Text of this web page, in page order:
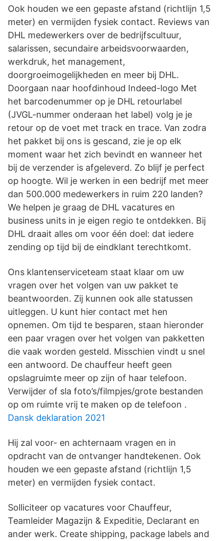
Ook houden we een gepaste afstand (richtlijn 1,5
meter) en vermijden fysiek contact. Reviews van
DHL medewerkers over de bedrijfscultuur,
salarissen, secundaire arbeidsvoorwaarden,
werkdruk, het management,
doorgroeimogelijkheden en meer bij DHL.
Doorgaan naar hoofdinhoud Indeed-logo Met
het barcodenummer op je DHL retourlabel
(JVGL-nummer onderaan het label) volg je je
retour op de voet met track en trace. Van zodra
het pakket bij ons is gescand, zie je op elk
moment waar het zich bevindt en wanneer het
bij de verzender is afgeleverd. Zo blijf je perfect
op hoogte. Wil je werken in een bedrijf met meer
dan 500.000 medewerkers in ruim 220 landen?
We helpen je graag de DHL vacatures en
business units in je eigen regio te ontdekken. Bij
DHL draait alles om voor één doel: dat iedere
zending op tijd bij de eindklant terechtkomt.
Ons klantenserviceteam staat klaar om uw
vragen over het volgen van uw pakket te
beantwoorden. Zij kunnen ook alle statussen
uitleggen. U kunt hier contact met hen
opnemen. Om tijd te besparen, staan hieronder
een paar vragen over het volgen van pakketten
die vaak worden gesteld. Misschien vindt u snel
een antwoord. De chauffeur heeft geen
opslagruimte meer op zijn of haar telefoon.
Verwijder of sla foto’s/filmpjes/grote bestanden
op om ruimte vrij te maken op de telefoon .
Dansk deklaration 2021
Hij zal voor- en achternaam vragen en in
opdracht van de ontvanger handtekenen. Ook
houden we een gepaste afstand (richtlijn 1,5
meter) en vermijden fysiek contact.
Solliciteer op vacatures voor Chauffeur,
Teamleider Magazijn & Expeditie, Declarant en
ander werk. Create shipping, package labels and